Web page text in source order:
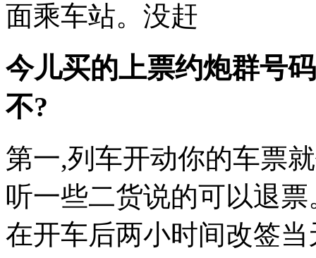
面乘车站。没赶
今儿买的上票约炮群号
不?
第一,列车开动你的车票
听一些二货说的可以退
在开车后两小时间改签